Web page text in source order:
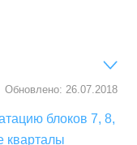
Обновлено: 26.07.2018
блоков 7, 8,
кварталы